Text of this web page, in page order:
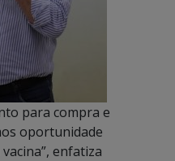
para compra e
oportunidade
enfatiza